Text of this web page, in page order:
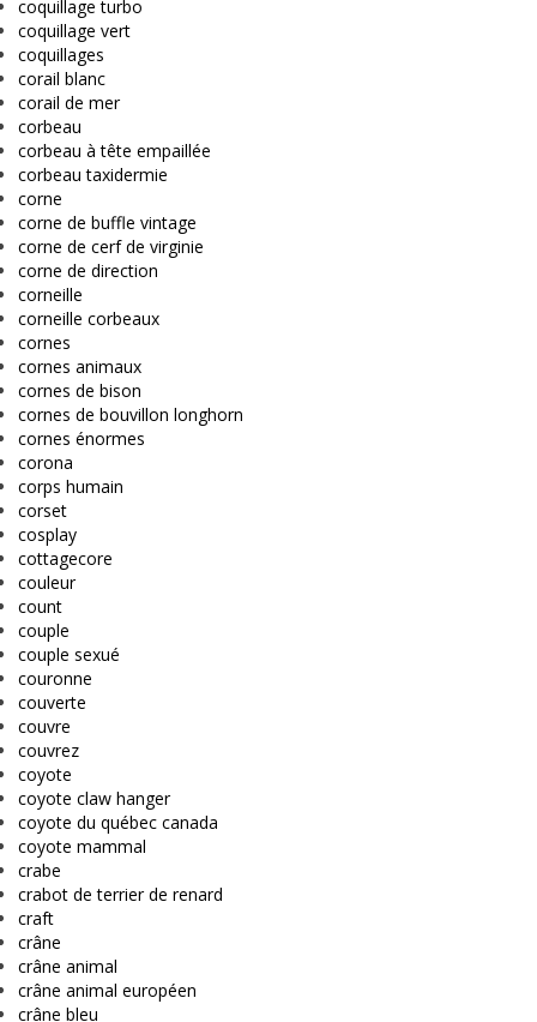
coquillage turbo
coquillage vert
coquillages
corail blanc
corail de mer
corbeau
corbeau à tête empaillée
corbeau taxidermie
corne
corne de buffle vintage
corne de cerf de virginie
corne de direction
corneille
corneille corbeaux
cornes
cornes animaux
cornes de bison
cornes de bouvillon longhorn
cornes énormes
corona
corps humain
corset
cosplay
cottagecore
couleur
count
couple
couple sexué
couronne
couverte
couvre
couvrez
coyote
coyote claw hanger
coyote du québec canada
coyote mammal
crabe
crabot de terrier de renard
craft
crâne
crâne animal
crâne animal européen
crâne bleu